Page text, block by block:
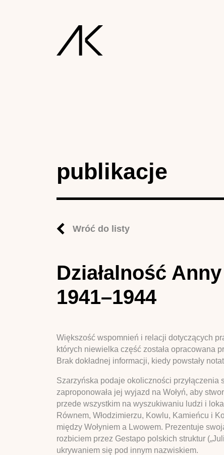
publikacje
Wróć do listy
Działalność
1941–1944
Większość wspomnień i relacji dotyczących
których niewielka część została opracowana
Brak dokładnej informacji, kiedy powstały
Szarzyńska podaje okoliczności przyłączenia
zaproponowała jej wyjazd na Wołyń, aby
przede wszystkim na wyszukiwaniu ludzi i
Równem, Włodzimierzu, Kowlu, Kamieńcu i
między Wołyniem a Lwowem. Prezentuje
rozbiciem przez Gestapo polskich struktur
ukrywaniem się pod innym nazwiskiem.